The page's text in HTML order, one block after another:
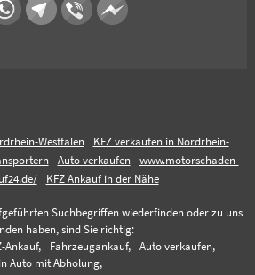
Westfalen
KFZ verkaufen in Nordrhein-
Auto verkaufen
www.motorschaden-
KFZ Ankauf in der Nähe
Suchbegriffen wiederfinden oder zu uns
haben, sind Sie richtig:
Ankauf, Fahrzeugankauf,
Auto verkaufen,
Auto mit Abholung,